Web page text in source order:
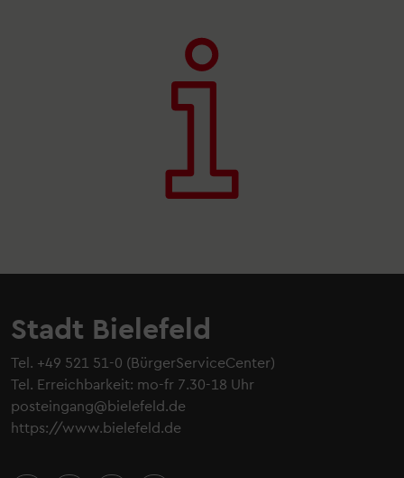
Stadt Bielefeld
Tel. +49 521 51-0 (BürgerServiceCenter)
Tel. Erreichbarkeit: mo-fr 7.30-18 Uhr
posteingang@bielefeld.de
https://www.bielefeld.de